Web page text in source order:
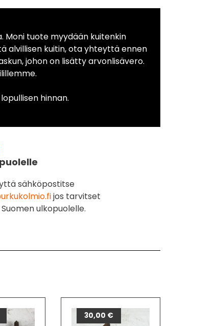
Moni tuote myydään kuitenkin
alvillisen kuitin, ota yhteyttä ennen
johon on lisätty arvonlisävero.
hinnan.
sähköpostitse
jos tarvitset
ulkopuolelle.
30,00 €